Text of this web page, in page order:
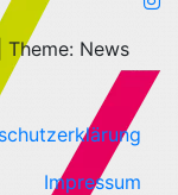
Theme: News
Impressum